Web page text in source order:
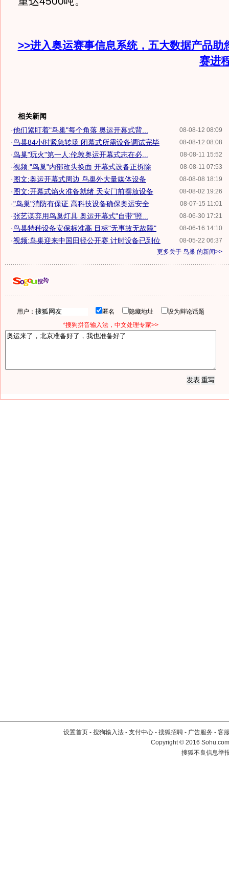
>>进入奥运赛事信息系统，五大数据产品助
赛进
相关新闻
08-08-12 08:09
·他们紧盯着"鸟巢"每个角落 奥运开幕式背...
08-08-12 08:08
·鸟巢84小时紧急转场 闭幕式所需设备调试完毕
08-08-11 15:52
·鸟巢"玩火"第一人:伦敦奥运开幕式志在必...
08-08-11 07:53
·视频:"鸟巢"内部改头换面 开幕式设备正拆除
08-08-08 18:19
·图文:奥运开幕式周边 鸟巢外大量媒体设备
08-08-02 19:26
·图文:开幕式焰火准备就绪 天安门前摆放设备
08-07-15 11:01
·"鸟巢"消防有保证 高科技设备确保奥运安全
08-06-30 17:21
·张艺谋弃用鸟巢灯具 奥运开幕式"自带"照...
08-06-16 14:10
·鸟巢特种设备安保标准高 目标"无事故无故障"
08-05-22 06:37
·视频:鸟巢迎来中国田径公开赛 计时设备已到位
更多关于 鸟巢 的新闻>>
用户： 匿名 隐藏地址
设为辩论话题
*搜狗拼音输入法，中文处理专家>>
设置首页 - 搜狗输入法 - 支付中心 - 搜狐招聘 - 广告服务 - 客
Copyright©2016
搜狐不良信息举